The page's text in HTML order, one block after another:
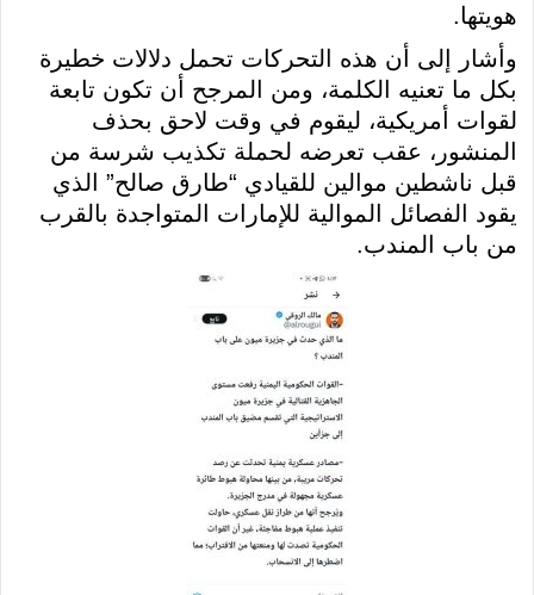
هويتها.
وأشار إلى أن هذه التحركات تحمل دلالات خطيرة
بكل ما تعنيه الكلمة، ومن المرجح أن تكون تابعة
لقوات أمريكية، ليقوم في وقت لاحق بحذف
المنشور، عقب تعرضه لحملة تكذيب شرسة من
قبل ناشطين موالين للقيادي “طارق صالح” الذي
يقود الفصائل الموالية للإمارات المتواجدة بالقرب
من باب المندب.